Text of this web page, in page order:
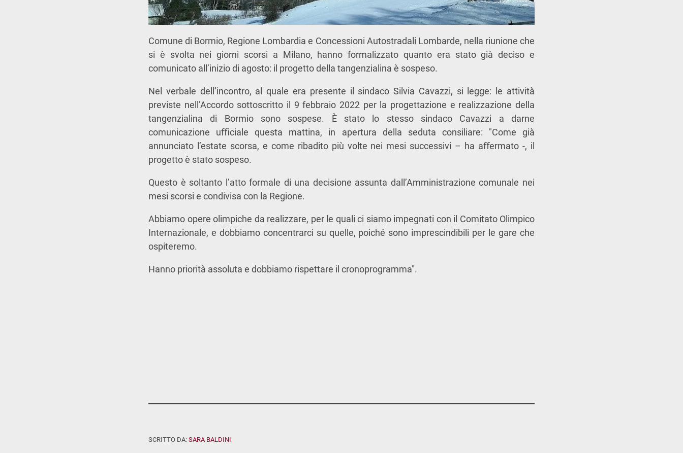
Comune di Bormio, Regione Lombardia e Concessioni Autostradali Lombarde, nella riunione che
si è svolta nei giorni scorsi a Milano, hanno formalizzato quanto era stato già deciso e
comunicato all’inizio di agosto: il progetto della tangenzialina è sospeso.
Nel verbale dell’incontro, al quale era presente il sindaco Silvia Cavazzi, si legge: le attività
previste nell’Accordo sottoscritto il 9 febbraio 2022 per la progettazione e realizzazione della
tangenzialina di Bormio sono sospese. È stato lo stesso sindaco Cavazzi a darne
comunicazione uﬃciale questa mattina, in apertura della seduta consiliare: "Come già
annunciato l’estate scorsa, e come ribadito più volte nei mesi successivi – ha aﬀermato -, il
progetto è stato sospeso.
Questo è soltanto l’atto formale di una decisione assunta dall’Amministrazione comunale nei
mesi scorsi e condivisa con la Regione.
Abbiamo opere olimpiche da realizzare, per le quali ci siamo impegnati con il Comitato Olimpico
Internazionale, e dobbiamo concentrarci su quelle, poiché sono imprescindibili per le gare che
ospiteremo.
Hanno priorità assoluta e dobbiamo rispettare il cronoprogramma".
SCRITTO DA: SARA BALDINI